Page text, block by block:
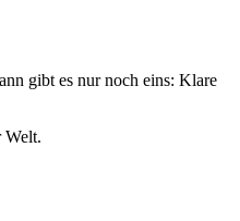
gibt es nur noch eins: Klare
Welt.